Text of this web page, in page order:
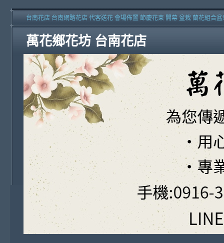
萬花鄉花坊 台南花店
台南花店 台南網路花店 代客送花 會場佈置 節慶花束 開幕 盆栽 蘭花組合